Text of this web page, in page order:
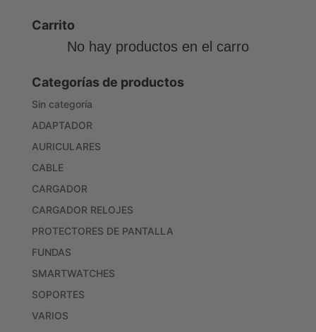
Carrito
No hay productos en el carro
Categorías de productos
Sin categoría
ADAPTADOR
AURICULARES
CABLE
CARGADOR
CARGADOR RELOJES
PROTECTORES DE PANTALLA
FUNDAS
SMARTWATCHES
SOPORTES
VARIOS